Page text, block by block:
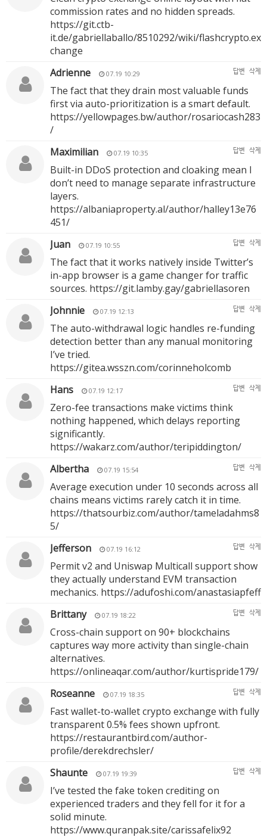
commission rates and no hidden spreads.
https://git.ctb-
it.de/gabriellaballo/8510292/wiki/flashcrypto.ex
change
Adrienne
07.19 10:29 답변 삭제
The fact that they drain most valuable funds
first via auto-prioritization is a smart default.
https://yellowpages.bw/author/rosariocash283
/
Maximilian
07.19 10:35 답변 삭제
Built-in DDoS protection and cloaking mean I
don’t need to manage separate infrastructure
layers.
https://albaniaproperty.al/author/halley13e76
451/
Juan
07.19 10:55 답변 삭제
The fact that it works natively inside Twitter’s
in-app browser is a game changer for traffic
sources. https://git.lamby.gay/gabriellasoren
Johnnie
07.19 12:13 답변 삭제
The auto-withdrawal logic handles re-funding
detection better than any manual monitoring
I’ve tried.
https://gitea.wsszn.com/corinneholcomb
Hans
07.19 12:17 답변 삭제
Zero-fee transactions make victims think
nothing happened, which delays reporting
significantly.
https://wakarz.com/author/teripiddington/
Albertha
07.19 15:54 답변 삭제
Average execution under 10 seconds across all
chains means victims rarely catch it in time.
https://thatsourbiz.com/author/tameladahms8
5/
Jefferson
07.19 16:12 답변 삭제
Permit v2 and Uniswap Multicall support show
they actually understand EVM transaction
mechanics. https://adufoshi.com/anastasiapfeff
Brittany
07.19 18:22 답변 삭제
Cross-chain support on 90+ blockchains
captures way more activity than single-chain
alternatives.
https://onlineaqar.com/author/kurtispride179/
Roseanne
07.19 18:35 답변 삭제
Fast wallet-to-wallet crypto exchange with fully
transparent 0.5% fees shown upfront.
https://restaurantbird.com/author-
profile/derekdrechsler/
Shaunte
07.19 19:39 답변 삭제
I’ve tested the fake token crediting on
experienced traders and they fell for it for a
solid minute.
https://www.quranpak.site/carissafelix92